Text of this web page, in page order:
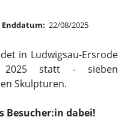
Enddatum: 22/08/2025
in Ludwigsau-Ersrode
2025 statt - sieben
Skulpturen.
Besucher:in dabei!